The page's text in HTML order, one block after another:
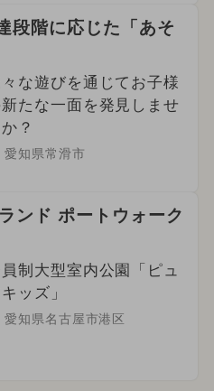
段階に応じた「あそ
な遊びを通じてお子様
たな一面を発見しませ
？
愛知県常滑市
ンド ポートウォーク
制大型室内公園「ピュ
ッズ」
愛知県名古屋市港区